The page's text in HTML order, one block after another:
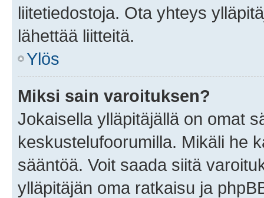
liitetiedostoja. Ota yhteys
lähettää liitteitä.
Ylös
Miksi sain varoituksen?
Jokaisella ylläpitäjällä on omat
keskustelufoorumilla. Mikäli he
sääntöä. Voit saada siitä
ylläpitäjän oma ratkaisu ja